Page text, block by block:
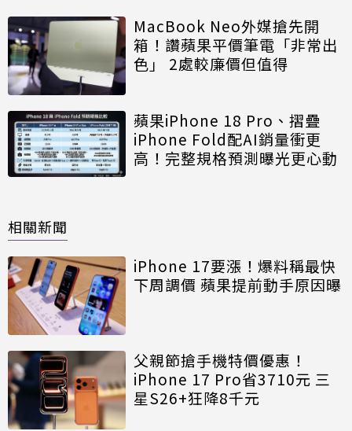
MacBook Neo外媒搶先開
箱！讚蘋果平價筆電「非常出
色」 2處較廉價但值得
蘋果iPhone 18 Pro、摺疊
iPhone Fold配AI銷量衝更
高！完整規格預測曝光更心動
相關新聞
iPhone 17要漲！爆料稱最快
下周調價 蘋果提前動手原因曝
父親節搶手機特價優惠！
iPhone 17 Pro省3710元 三
星S26+狂降8千元